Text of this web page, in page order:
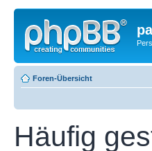
Foren-Übersicht
Häufig